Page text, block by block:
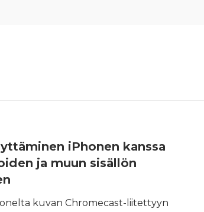
iPhonen kanssa
ja muun sisällön
kuvan Chromecast-liitettyyn